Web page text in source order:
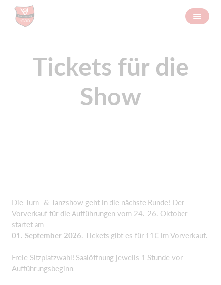
Tickets für die
Show
Die Turn- & Tanzshow geht in die nächste Runde! Der
Vorverkauf für die Aufführungen vom 24.-26. Oktober
startet am
01. September 2026. Tickets gibt es für 11€ im Vorverkauf.
Freie Sitzplatzwahl! Saalöffnung jeweils 1 Stunde vor
Aufführungsbeginn.